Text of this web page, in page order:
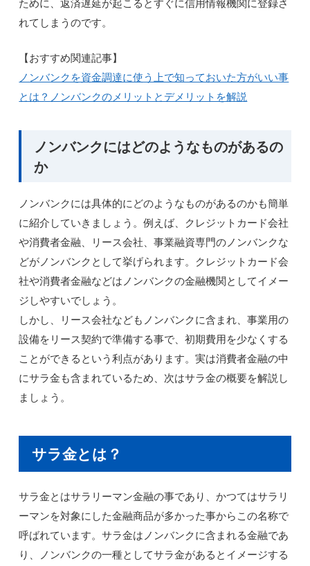
れてしまうのです。
【おすすめ関連記事】
ノンバンクを資金調達に使う上で知っておいた方がいい事
とは？ノンバンクのメリットとデメリットを解説
ノンバンクにはどのようなものがあるの
か
ノンバンクには具体的にどのようなものがあるのかも簡単
に紹介していきましょう。例えば、クレジットカード会社
や消費者金融、リース会社、事業融資専門のノンバンクな
どがノンバンクとして挙げられます。クレジットカード会
社や消費者金融などはノンバンクの金融機関としてイメー
ジしやすいでしょう。
しかし、リース会社などもノンバンクに含まれ、事業用の
設備をリース契約で準備する事で、初期費用を少なくする
ことができるという利点があります。実は消費者金融の中
にサラ金も含まれているため、次はサラ金の概要を解説し
ましょう。
サラ金とは？
サラ金とはサラリーマン金融の事であり、かつてはサラリ
ーマンを対象にした金融商品が多かった事からこの名称で
呼ばれています。サラ金はノンバンクに含まれる金融であ
り、ノンバンクの一種としてサラ金があるとイメージする